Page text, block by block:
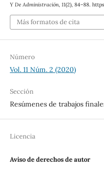
Y De Administración, 11(2), 84–88.
Más formatos de cita
Número
Vol. 11 Núm. 2 (2020)
Sección
Resúmenes de trabajos
Licencia
Aviso de derechos de autor